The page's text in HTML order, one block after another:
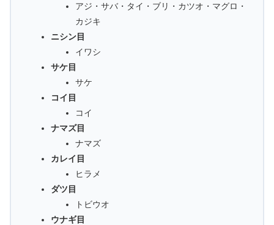
アジ・サバ・タイ・ブリ・カツオ・マグロ・
カジキ
ニシン目
イワシ
サケ目
サケ
コイ目
コイ
ナマズ目
ナマズ
カレイ目
ヒラメ
ダツ目
トビウオ
ウナギ目